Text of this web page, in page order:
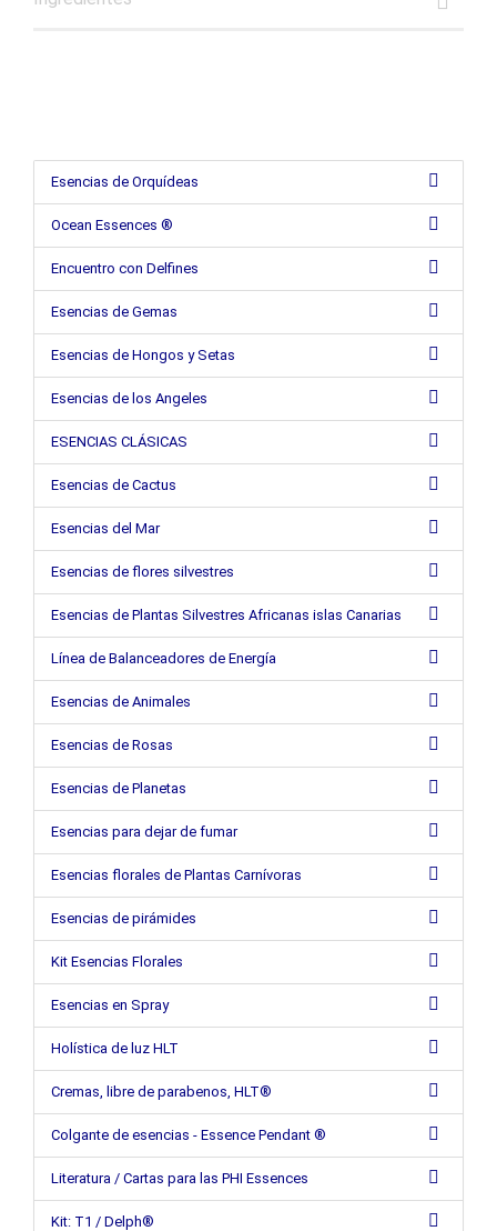
Esencias de Orquídeas
Ocean Essences ®
Encuentro con Delfines
Esencias de Gemas
Esencias de Hongos y Setas
Esencias de los Angeles
ESENCIAS CLÁSICAS
Esencias de Cactus
Esencias del Mar
Esencias de flores silvestres
Esencias de Plantas Silvestres Africanas islas Canarias
Línea de Balanceadores de Energía
Esencias de Animales
Esencias de Rosas
Esencias de Planetas
Esencias para dejar de fumar
Esencias florales de Plantas Carnívoras
Esencias de pirámides
Kit Esencias Florales
Esencias en Spray
Holística de luz HLT
Cremas, libre de parabenos, HLT®
Colgante de esencias - Essence Pendant ®
Literatura / Cartas para las PHI Essences
Kit: T1 / Delph®